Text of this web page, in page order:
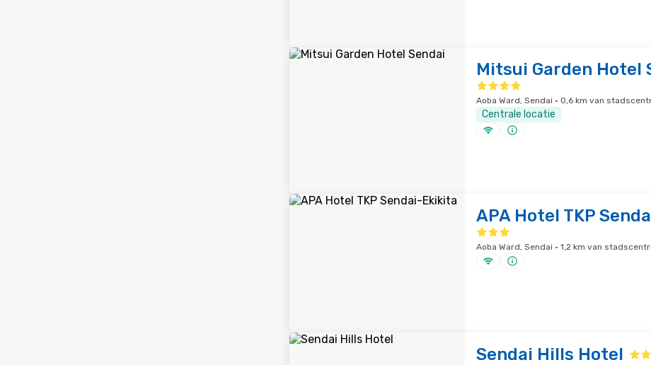
Mitsui Garden Hotel
Aoba Ward, Sendai · 0,6 km van
Centrale locatie
APA Hotel TKP
Aoba Ward, Sendai · 1,2 km van
Sendai Hills Hotel